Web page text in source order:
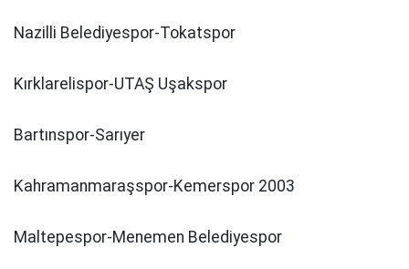
Nazilli Belediyespor-Tokatspor
Kırklarelispor-UTAŞ Uşakspor
Bartınspor-Sarıyer
Kahramanmaraşspor-Kemerspor 2003
Maltepespor-Menemen Belediyespor